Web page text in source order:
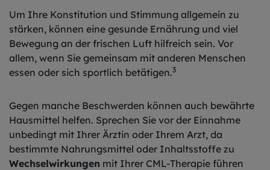
Um Ihre Konstitution und Stimmung allgemein zu
stärken, können eine gesunde Ernährung und viel
Bewegung an der frischen Luft hilfreich sein. Vor
allem, wenn Sie gemeinsam mit anderen Menschen
essen oder sich sportlich betätigen.3
Gegen manche Beschwerden können auch bewährte
Hausmittel helfen. Sprechen Sie vor der Einnahme
unbedingt mit Ihrer Ärztin oder Ihrem Arzt, da
bestimmte Nahrungsmittel oder Inhaltsstoffe zu
Wechselwirkungen mit Ihrer CML-Therapie führen